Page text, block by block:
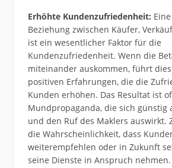
Erhöhte Kundenzufriedenheit:
Beziehung zwischen Käufer,
ist ein wesentlicher Faktor für die
Kundenzufriedenheit. Wenn die
miteinander auskommen, führt
positiven Erfahrungen, die die
Kunden erhöhen. Das Resultat ist
Mundpropaganda, die sich günstig
und den Ruf des Maklers auswirkt.
die Wahrscheinlichkeit, dass
weiterempfehlen oder in Zukunft
seine Dienste in Anspruch nehmen.